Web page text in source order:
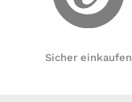
Sicher einkaufen